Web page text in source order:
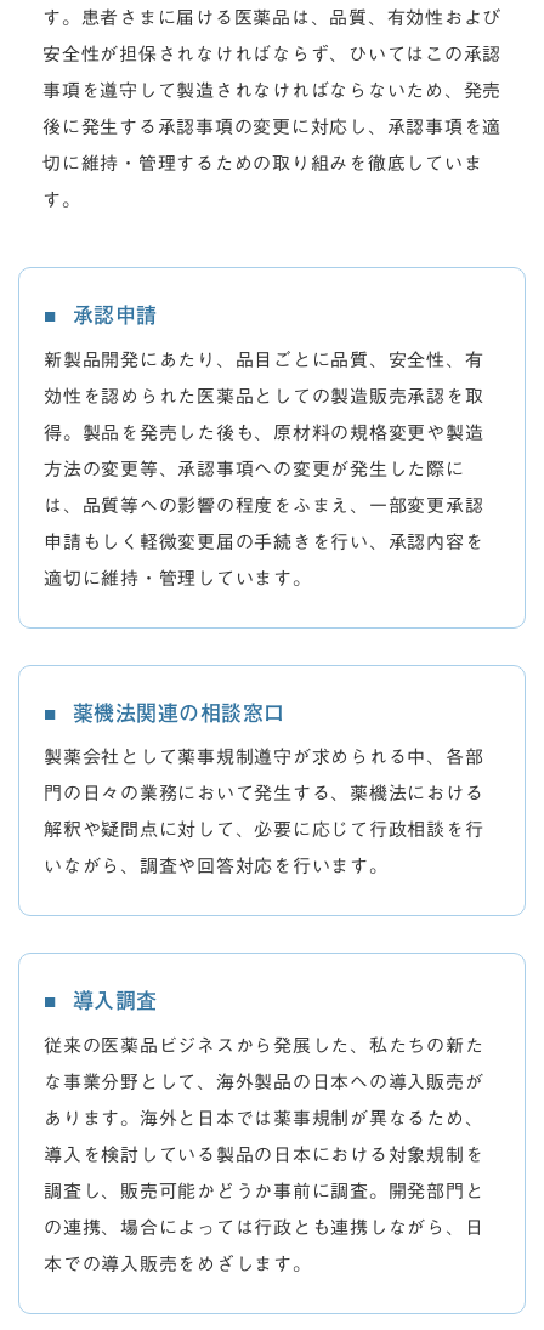
す。患者さまに届ける医薬品は、品質、有効性および
安全性が担保されなければならず、ひいてはこの承認
事項を遵守して製造されなければならないため、発売
後に発生する承認事項の変更に対応し、承認事項を適
切に維持・管理するための取り組みを徹底していま
す。
承認申請
新製品開発にあたり、品目ごとに品質、安全性、有
効性を認められた医薬品としての製造販売承認を取
得。製品を発売した後も、原材料の規格変更や製造
方法の変更等、承認事項への変更が発生した際に
は、品質等への影響の程度をふまえ、一部変更承認
申請もしく軽微変更届の手続きを行い、承認内容を
適切に維持・管理しています。
薬機法関連の相談窓口
製薬会社として薬事規制遵守が求められる中、各部
門の日々の業務において発生する、薬機法における
解釈や疑問点に対して、必要に応じて行政相談を行
いながら、調査や回答対応を行います。
導入調査
従来の医薬品ビジネスから発展した、私たちの新た
な事業分野として、海外製品の日本への導入販売が
あります。海外と日本では薬事規制が異なるため、
導入を検討している製品の日本における対象規制を
調査し、販売可能かどうか事前に調査。開発部門と
の連携、場合によっては行政とも連携しながら、日
本での導入販売をめざします。